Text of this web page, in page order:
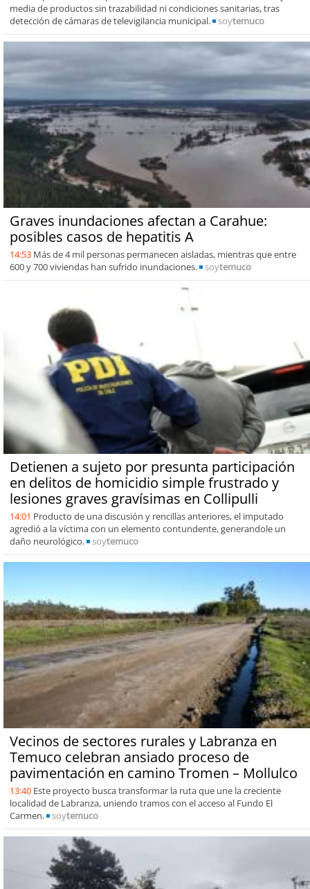
media de productos sin trazabilidad ni condiciones sanitarias, tras
detección de cámaras de televigilancia municipal.
soytemuco
Graves inundaciones afectan a Carahue:
posibles casos de hepatitis A
14:53 Más de 4 mil personas permanecen aisladas, mientras que entre
600 y 700 viviendas han sufrido inundaciones.
soytemuco
Detienen a sujeto por presunta participación
en delitos de homicidio simple frustrado y
lesiones graves gravísimas en Collipulli
14:01 Producto de una discusión y rencillas anteriores, el imputado
agredió a la víctima con un elemento contundente, generandole un
daño neurológico.
soytemuco
Vecinos de sectores rurales y Labranza en
Temuco celebran ansiado proceso de
pavimentación en camino Tromen – Mollulco
13:40 Este proyecto busca transformar la ruta que une la creciente
localidad de Labranza, uniendo tramos con el acceso al Fundo El
Carmen.
soytemuco